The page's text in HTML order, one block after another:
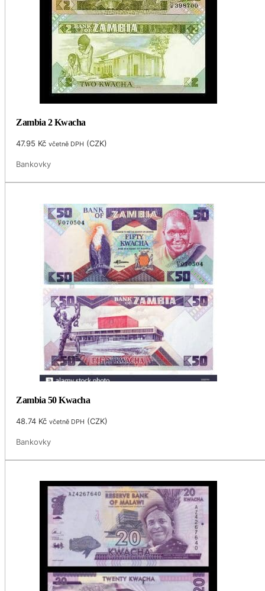
Zambia 2 Kwacha
47.95 Kč včetně DPH (CZK)
Bankovky
Zambia 50 Kwacha
48.74 Kč včetně DPH (CZK)
Bankovky